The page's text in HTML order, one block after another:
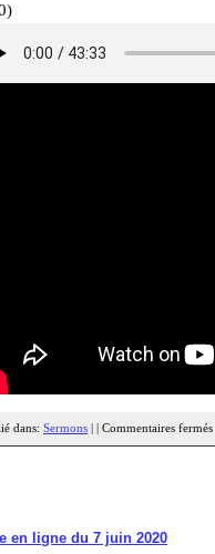
dans: Sermons Commentaires fermés
en ligne du 7 juin 2020